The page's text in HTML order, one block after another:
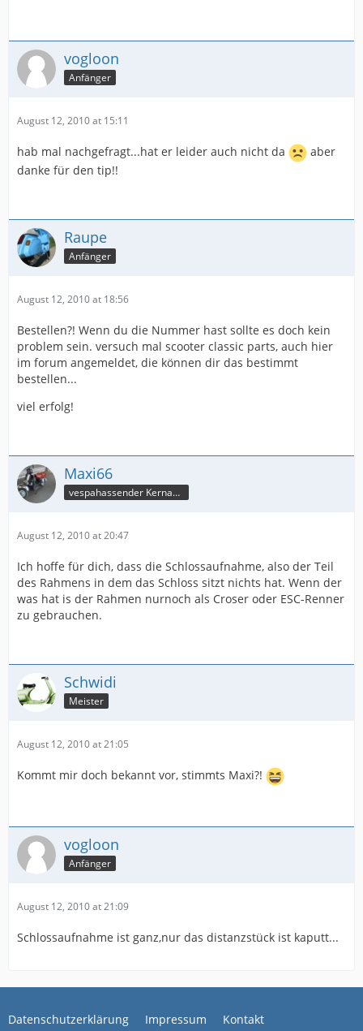
vogloon
Anfänger
August 12, 2010 at 15:11
hab mal nachgefragt...hat er leider auch nicht da
aber
danke für den tip!!
Raupe
Anfänger
August 12, 2010 at 18:56
Bestellen?! Wenn du die Nummer hast sollte es doch kein
problem sein. versuch mal scooter classic parts, auch hier
im forum angemeldet, die können dir das bestimmt
bestellen...
viel erfolg!
Maxi66
vespahassender Kernassi
August 12, 2010 at 20:47
Ich hoffe für dich, dass die Schlossaufnahme, also der Teil
des Rahmens in dem das Schloss sitzt nichts hat. Wenn der
was hat is der Rahmen nurnoch als Croser oder ESC-Renner
zu gebrauchen.
Schwidi
Meister
August 12, 2010 at 21:05
Kommt mir doch bekannt vor, stimmts Maxi?!
vogloon
Anfänger
August 12, 2010 at 21:09
Schlossaufnahme ist ganz,nur das distanzstück ist kaputt...
Datenschutzerklärung Impressum Kontakt